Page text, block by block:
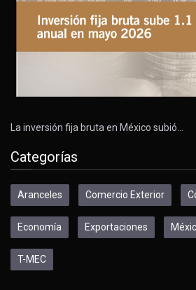
La inversión fija bruta en México subió…
Categorías
Aranceles Comercio Exterior
Economía Exportaciones
T-MEC